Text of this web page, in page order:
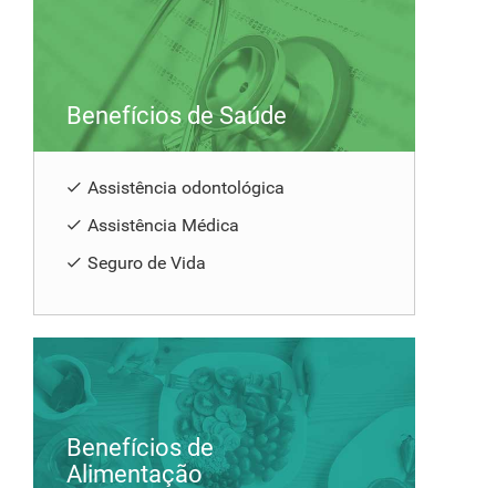
Benefícios de Saúde
Assistência odontológica
Assistência Médica
Seguro de Vida
Benefícios de
Alimentação